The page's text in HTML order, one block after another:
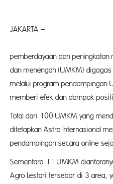
JAKARTA –
pemberdayaan dan peningkatan
dan menengah (UMKM) digagas
melalui program pendampingan
memberi efek dan dampak
Total dari 100 UMKM yang
ditetapkan Astra Internasional
pendampingan secara online
Sementara 11 UMKM
Agro Lestari tersebar di 3 area,